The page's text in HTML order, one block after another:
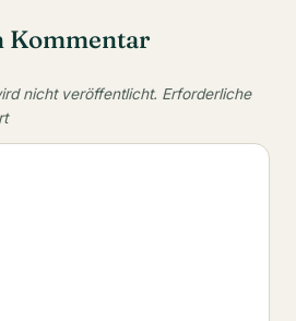
Kommentar
nicht veröffentlicht. Erforderliche